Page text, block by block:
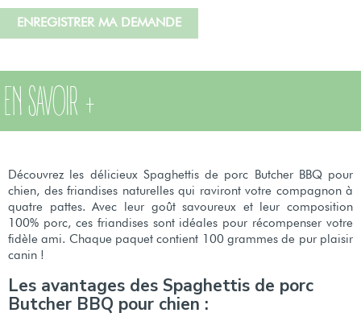
ENREGISTRER MA DEMANDE
EN SAVOIR +
Découvrez les délicieux Spaghettis de porc Butcher BBQ pour
chien, des friandises naturelles qui raviront votre compagnon à
quatre pattes. Avec leur goût savoureux et leur composition
100% porc, ces friandises sont idéales pour récompenser votre
fidèle ami. Chaque paquet contient 100 grammes de pur plaisir
canin !
Les avantages des Spaghettis de porc
Butcher BBQ pour chien :